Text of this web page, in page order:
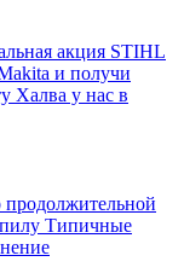
акция STIHL
и получи
Халва у нас в
продолжительной
Типичные